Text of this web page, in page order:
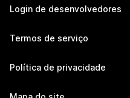
Login de desenvolvedores
Termos de serviço
Política de privacidade